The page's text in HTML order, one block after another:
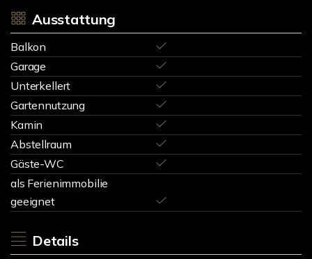
Ausstattung
Balkon
Garage
Unterkellert
Gartennutzung
Kamin
Abstellraum
Gäste-WC
als Ferienimmobilie
geeignet
Details